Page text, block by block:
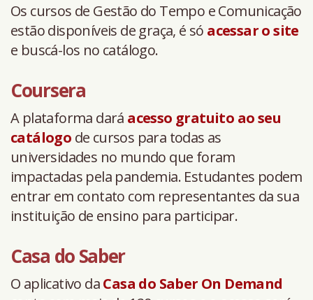
Os cursos de Gestão do Tempo e Comunicação
estão disponíveis de graça, é só acessar o site
e buscá-los no catálogo.
Coursera
A plataforma dará acesso gratuito ao seu
catálogo de cursos para todas as
universidades no mundo que foram
impactadas pela pandemia. Estudantes podem
entrar em contato com representantes da sua
instituição de ensino para participar.
Casa do Saber
O aplicativo daCasa do Saber On Demand